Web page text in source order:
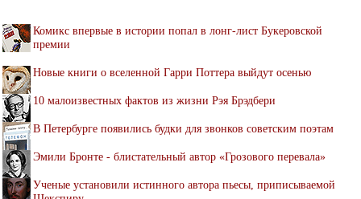
Комикс впервые в истории попал в лонг-лист Букеровской
премии
Новые книги о вселенной Гарри Поттера выйдут осенью
10 малоизвестных фактов из жизни Рэя Брэдбери
В Петербурге появились будки для звонков советским поэтам
Эмили Бронте - блистательный автор «Грозового перевала»
Ученые установили истинного автора пьесы, приписываемой